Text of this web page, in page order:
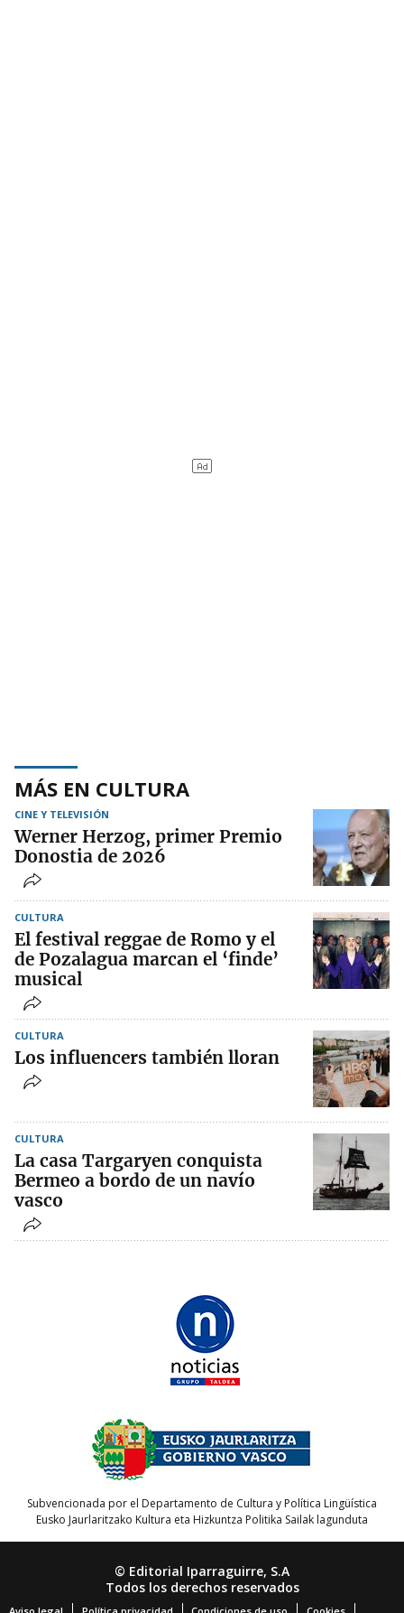
MÁS EN CULTURA
CINE Y TELEVISIÓN
Werner Herzog, primer Premio
Donostia de 2026
CULTURA
El festival reggae de Romo y el
de Pozalagua marcan el ‘finde’
musical
CULTURA
Los influencers también lloran
CULTURA
La casa Targaryen conquista
Bermeo a bordo de un navío
vasco
Subvencionada por el Departamento de Cultura y Política Lingüística
Eusko Jaurlaritzako Kultura eta Hizkuntza Politika Sailak lagunduta
© Editorial Iparraguirre, S.A
Todos los derechos reservados